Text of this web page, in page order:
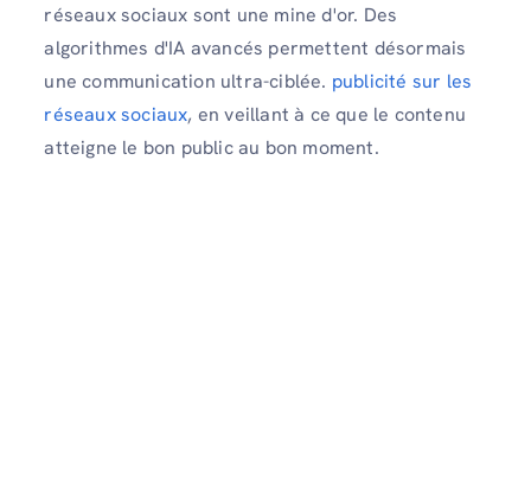
réseaux sociaux sont une mine d'or. Des
algorithmes d'IA avancés permettent désormais
une communication ultra-ciblée. publicité sur les
réseaux sociaux, en veillant à ce que le contenu
atteigne le bon public au bon moment.